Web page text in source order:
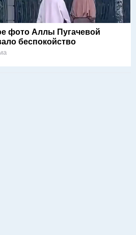
фото Аллы Пугачевой
беспокойство